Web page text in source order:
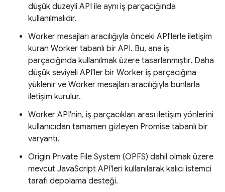
düşük düzeyli API ile aynı iş parçacığında
kullanılmalıdır.
Worker mesajları aracılığıyla önceki API'lerle iletişim
kuran Worker tabanlı bir API. Bu, ana iş
parçacığında kullanılmak üzere tasarlanmıştır. Daha
düşük seviyeli API'ler bir Worker iş parçacığına
yüklenir ve Worker mesajları aracılığıyla bunlarla
iletişim kurulur.
Worker API'nin, iş parçacıkları arası iletişim yönlerini
kullanıcıdan tamamen gizleyen Promise tabanlı bir
varyantı.
Origin Private File System (OPFS) dahil olmak üzere
mevcut JavaScript API'leri kullanılarak kalıcı istemci
tarafı depolama desteği.